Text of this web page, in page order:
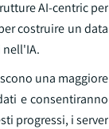
AI-centric per
costruire un data
nell'IA.
una maggiore
e consentiranno
progressi, i server